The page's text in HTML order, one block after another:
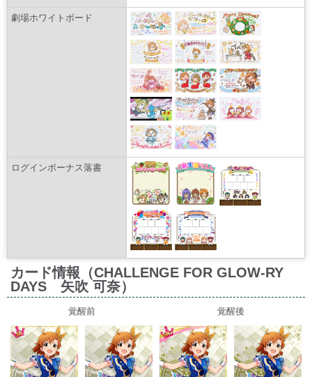
劇場ホワイトボード
ログインボーナス落書
カード情報（CHALLENGE FOR GLOW-RY
DAYS 矢吹 可奈）
覚醒前 覚醒後